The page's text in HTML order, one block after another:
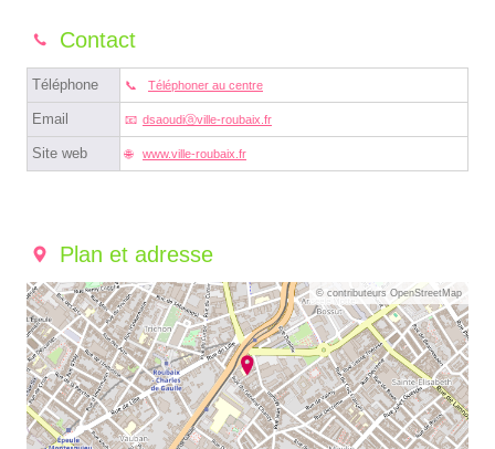
Contact
Téléphone Téléphoner au centre
Email dsaoudiⓐville-roubaix.fr
Site web www.ville-roubaix.fr
Plan et adresse
© contributeurs OpenStreetMap